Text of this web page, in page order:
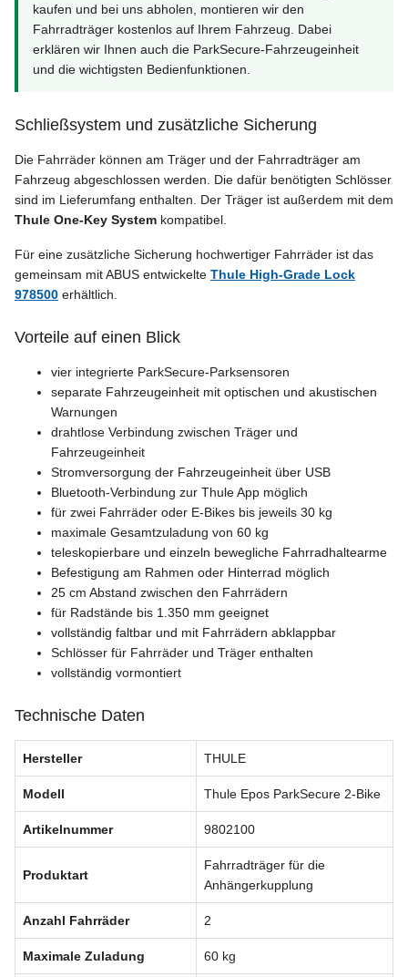
kaufen und bei uns abholen, montieren wir den
Fahrradträger kostenlos auf Ihrem Fahrzeug. Dabei
erklären wir Ihnen auch die ParkSecure-Fahrzeugeinheit
und die wichtigsten Bedienfunktionen.
Schließsystem und zusätzliche Sicherung
Die Fahrräder können am Träger und der Fahrradträger am
Fahrzeug abgeschlossen werden. Die dafür benötigten Schlösser
sind im Lieferumfang enthalten. Der Träger ist außerdem mit dem
Thule One-Key System kompatibel.
Für eine zusätzliche Sicherung hochwertiger Fahrräder ist das
gemeinsam mit ABUS entwickelte Thule High-Grade Lock
978500 erhältlich.
Vorteile auf einen Blick
vier integrierte ParkSecure-Parksensoren
separate Fahrzeugeinheit mit optischen und akustischen
Warnungen
drahtlose Verbindung zwischen Träger und
Fahrzeugeinheit
Stromversorgung der Fahrzeugeinheit über USB
Bluetooth-Verbindung zur Thule App möglich
für zwei Fahrräder oder E-Bikes bis jeweils 30 kg
maximale Gesamtzuladung von 60 kg
teleskopierbare und einzeln bewegliche Fahrradhaltearme
Befestigung am Rahmen oder Hinterrad möglich
25 cm Abstand zwischen den Fahrrädern
für Radstände bis 1.350 mm geeignet
vollständig faltbar und mit Fahrrädern abklappbar
Schlösser für Fahrräder und Träger enthalten
vollständig vormontiert
Technische Daten
Hersteller THULE
Modell Thule Epos ParkSecure 2-Bike
Artikelnummer 9802100
Produktart
Fahrradträger für die
Anhängerkupplung
Anzahl Fahrräder 2
Maximale Zuladung 60 kg